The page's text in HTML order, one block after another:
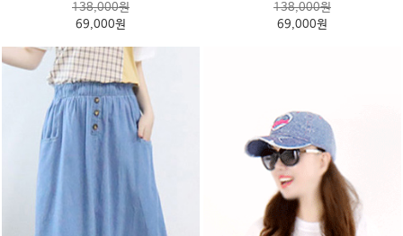
138,000원
69,000원
138,000원
69,000원